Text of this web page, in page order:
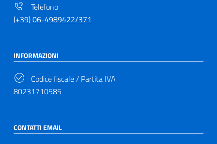
Telefono
(+39) 06-4989422/371
INFORMAZIONI
Codice fiscale / Partita IVA
80231710585
CONTATTI EMAIL